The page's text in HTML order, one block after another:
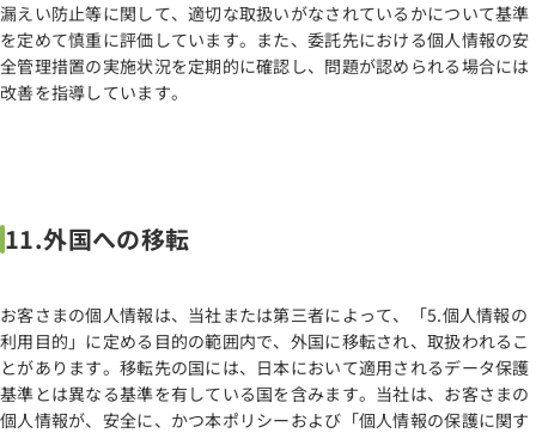
漏えい防止等に関して、適切な取扱いがなされているかについて基準
を定めて慎重に評価しています。また、委託先における個人情報の安
全管理措置の実施状況を定期的に確認し、問題が認められる場合には
改善を指導しています。
11.外国への移転
お客さまの個人情報は、当社または第三者によって、「5.個人情報の
利用目的」に定める目的の範囲内で、外国に移転され、取扱われるこ
とがあります。移転先の国には、日本において適用されるデータ保護
基準とは異なる基準を有している国を含みます。当社は、お客さまの
個人情報が、安全に、かつ本ポリシーおよび「個人情報の保護に関す